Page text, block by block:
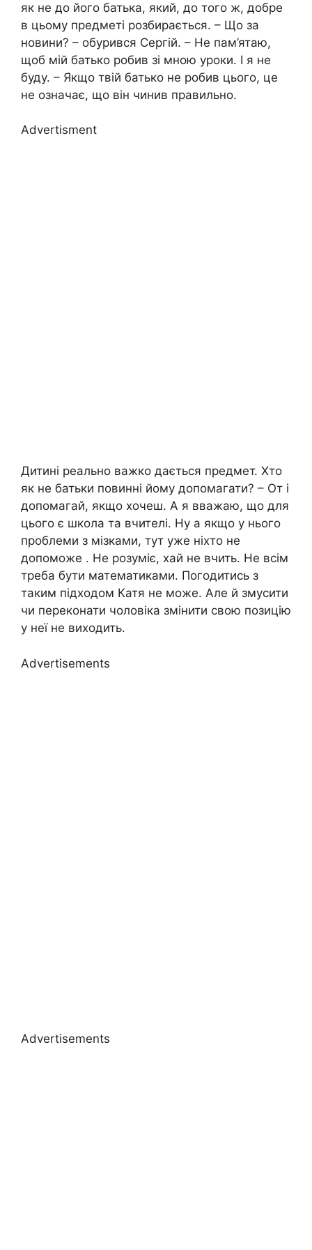
як не до його батька, який, до того ж, добре
в цьому предметі розбирається. – Що за
новини? – обурився Сергій. – Не пам’ятаю,
щоб мій батько робив зі мною уроки. І я не
буду. – Якщо твій батько не робив цього, це
не означає, що він чинив правильно.
Advertisment
Дитині реально важко дається предмет. Хто
як не батьки повинні йому допомагати? – От і
допомагай, якщо хочеш. А я вважаю, що для
цього є школа та вчителі. Ну а якщо у нього
проблеми з мізками, тут уже ніхто не
допоможе . Не розуміє, хай не вчить. Не всім
треба бути математиками. Погодитись з
таким підходом Катя не може. Але й змусити
чи переконати чоловіка змінити свою позицію
у неї не виходить.
Advertisements
Advertisements